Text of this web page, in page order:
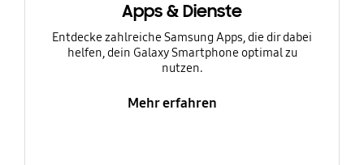
Apps & Dienste
Entdecke zahlreiche Samsung Apps, die dir dabei
helfen, dein Galaxy Smartphone optimal zu
nutzen.
Mehr erfahren